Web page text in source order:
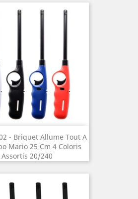
- Briquet Allume Tout A
Mario 25 Cm 4 Coloris
Assortis 20/240